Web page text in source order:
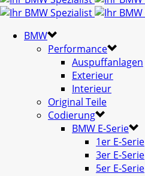
BMW
Performance
Auspuffanlagen
Exterieur
Interieur
Original Teile
Codierung
BMW E-Serie
1er E-Serie
3er E-Serie
5er E-Serie